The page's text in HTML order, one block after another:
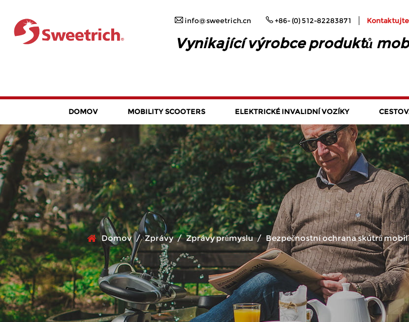
info@sweetrich.cn +86- (0) 512-82283871
Vynikající výrobce produktů
DOMOV MOBILITY SCOOTERS ELEKTRICKÉ INVALIDNÍ VOZÍKY
Domov / Zprávy / Zprávy průmyslu / Bezpečnostní ochrana skútrů